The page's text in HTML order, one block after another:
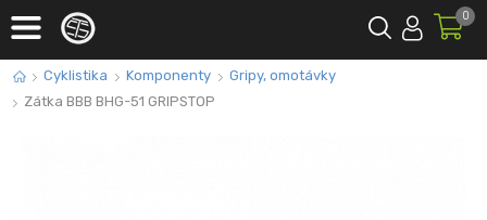
0
Cyklistika Komponenty
Gripy, omotávky
Zátka BBB BHG-51 GRIPSTOP